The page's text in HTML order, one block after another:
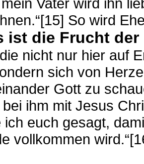
Vater wird ihn
So wird
ist die Frucht
nicht nur hier auf
sich von
Gott zu
ihm mit Jesus
ich euch gesagt,
vollkommen